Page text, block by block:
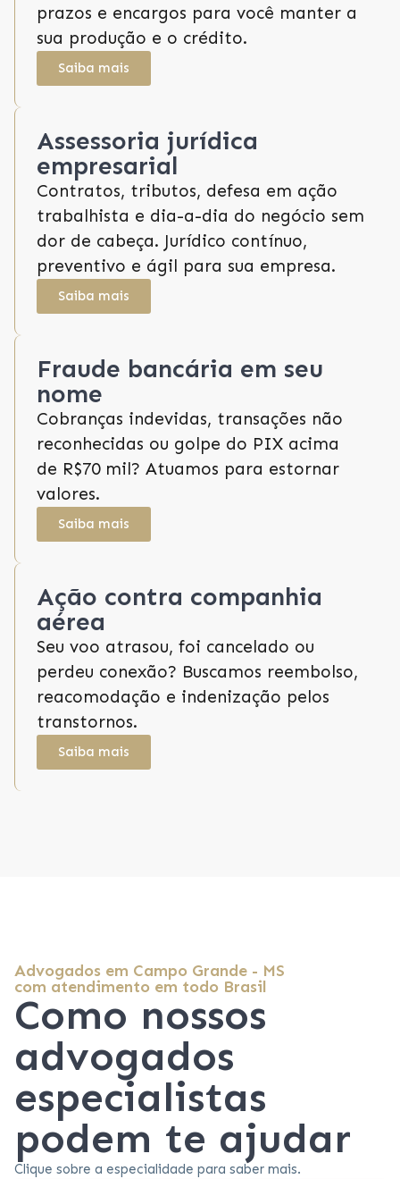
prazos e encargos para você manter a
sua produção e o crédito.
Saiba mais
Assessoria jurídica
empresarial
Contratos, tributos, defesa em ação
trabalhista e dia-a-dia do negócio sem
dor de cabeça. Jurídico contínuo,
preventivo e ágil para sua empresa.
Saiba mais
Fraude bancária em seu
nome
Cobranças indevidas, transações não
reconhecidas ou golpe do PIX acima
de R$70 mil? Atuamos para estornar
valores.
Saiba mais
Ação contra companhia
aérea
Seu voo atrasou, foi cancelado ou
perdeu conexão? Buscamos reembolso,
reacomodação e indenização pelos
transtornos.
Saiba mais
Advogados em Campo Grande - MS
com atendimento em todo Brasil
Como nossos
advogados
especialistas
podem te ajudar
Clique sobre a especialidade para saber mais.